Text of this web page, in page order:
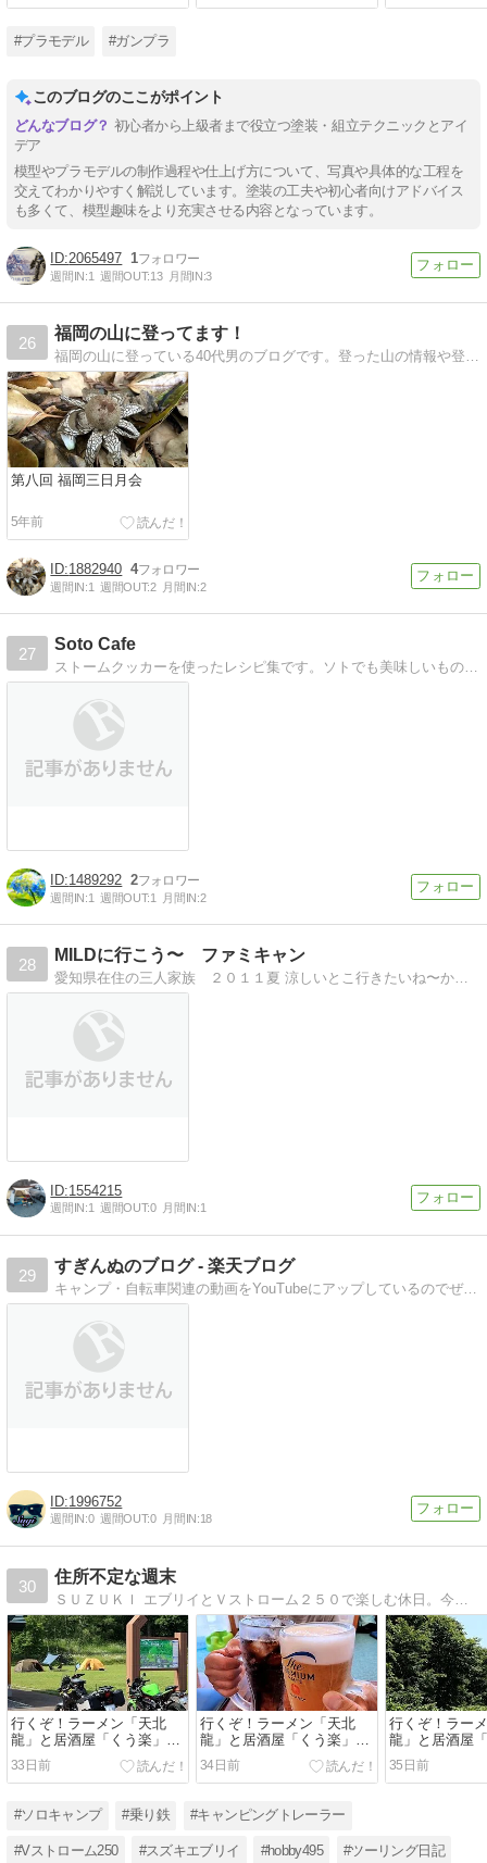
#プラモデル #ガンプラ
このブログのここがポイント
初心者から上級者まで役立つ塗装・組立テクニックとアイ
デア
模型やプラモデルの制作過程や仕上げ方について、写真や具体的な工程を
交えてわかりやすく解説しています。塗装の工夫や初心者向けアドバイス
も多くて、模型趣味をより充実させる内容となっています。
2065497 1
週間IN:1 週間OUT:13 月間IN:3
26
福岡の山に登ってます！
第八回 福岡三日月会
5年前
1882940 4
週間IN:1 週間OUT:2 月間IN:2
27
Soto Cafe
ストームクッカーを使ったレシピ集です。ソトでも美味しいものが食べたい！アウトドアクッキングの楽しさと美味しさは無限大！
1489292 2
週間IN:1 週間OUT:1 月間IN:2
28
MILDに行こう〜 ファミキャン
愛知県在住の三人家族 ２０１１夏 涼しいとこ行きたいね〜から始まりました
1554215
週間IN:1 週間OUT:0 月間IN:1
29
すぎんぬのブログ - 楽天ブログ
キャンプ・自転車関連の動画をYouTubeにアップしているのでぜひ見てください。楽しいチャンネルになるように頑張ります。
1996752
週間IN:0 週間OUT:0 月間IN:18
30
住所不定な週末
行くぞ！ラーメン「天北
龍」と居酒屋「くう楽」～
ツーリングキャンプ（３日
目）
33日前
行くぞ！ラーメン「天北
龍」と居酒屋「くう楽」～
ツーリングキャンプ（２日
目）
34日前
行くぞ！ラー
龍」と居酒屋
ツーリングキ
目）
35日前
#ソロキャンプ #乗り鉄 #キャンピングトレーラー
#Vストローム250 #スズキエブリイ #hobby495 #ツーリング日記